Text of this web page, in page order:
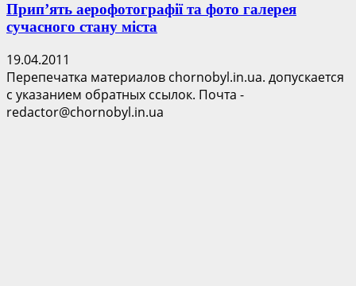
Прип’ять аерофотографії та фото галерея
сучасного стану міста
19.04.2011
Перепечатка материалов chornobyl.in.ua. допускается
с указанием обратных ссылок. Почта -
redactor@chornobyl.in.ua